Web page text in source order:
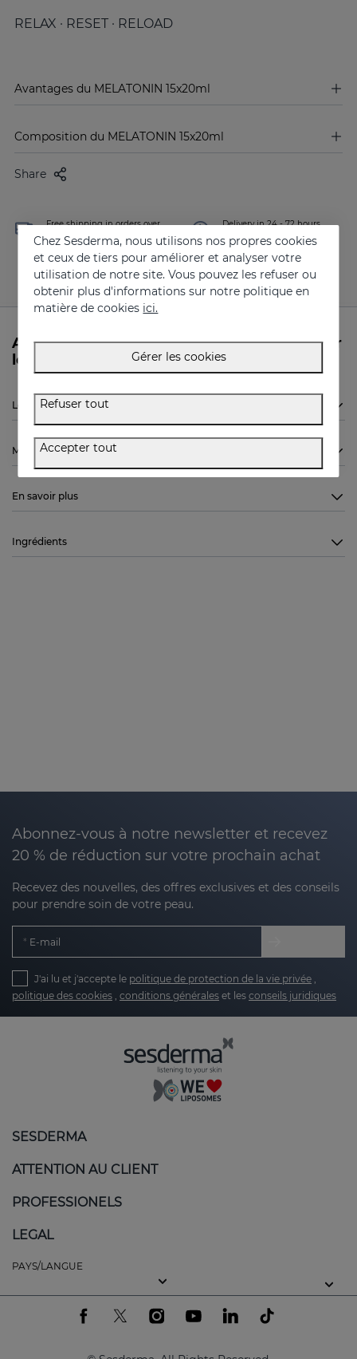
RELAX · RESET · RELOAD
Avantages du MELATONIN 15x20ml
Composition du MELATONIN 15x20ml
Share
Free shipping in orders over
100 €
Delivery in 24 - 72 hours
Avez-vous besoin de plus d’informations sur
le MELATONIN 15x20ml de Sesderma?
Le MELATONIN 15x20ml de Sesderma est-il indiqué pour moi?
Mode d'emploi
En savoir plus
Ingrédients
Abonnez-vous à notre newsletter et recevez
20 % de réduction sur votre prochain achat
Recevez des nouvelles, des offres exclusives et des conseils
pour prendre soin de votre peau.
E-mail
J'ai lu et j'accepte le politique de protection de la vie privée
politique des cookies conditions générales et les conseils juridiques
SESDERMA
ATTENTION AU CLIENT
PROFESSIONELS
LEGAL
PAYS/LANGUE
Chez Sesderma, nous utilisons nos propres cookies
et ceux de tiers pour améliorer et analyser votre
utilisation de notre site. Vous pouvez les refuser ou
obtenir plus d'informations sur notre politique en
matière de cookies ici.
Gérer les cookies
Refuser tout
Accepter tout